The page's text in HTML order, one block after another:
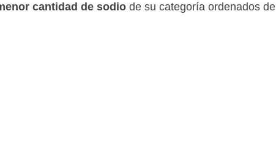
cantidad de sodio de su categoría ordenados de